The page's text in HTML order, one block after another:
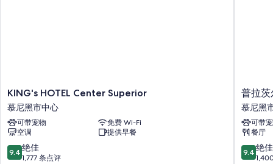
低致敏床品、Select Comfort 床垫和羽绒被
浴室配备淋浴/浴缸组合和免费洗浴用品
70-厘米平板电视，带卫星频道
衣柜/壁橱、LED 灯泡和迷你冰箱
KING's
HOTEL
Center
Superior
慕
尼
黑
KING's HOTEL Center Superior
慕尼黑市中心
可带宠物
免费 Wi-Fi
空调
提供早餐
9.4
分，
9.4 绝佳
1,777 条点评
普
拉
茨
尔
酒
店
慕
普拉茨
慕尼黑
可带
餐厅
9.4
分，
9.4 绝佳